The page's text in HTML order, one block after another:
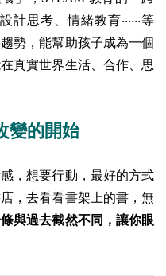
思考、情緒教育‧‧‧‧‧‧等
勢，能幫助孩子成為一個
真實世界生活、合作、思
變的開始
，想要行動，最好的方式
，去看看書架上的書，無
與過去截然不同，讓你眼